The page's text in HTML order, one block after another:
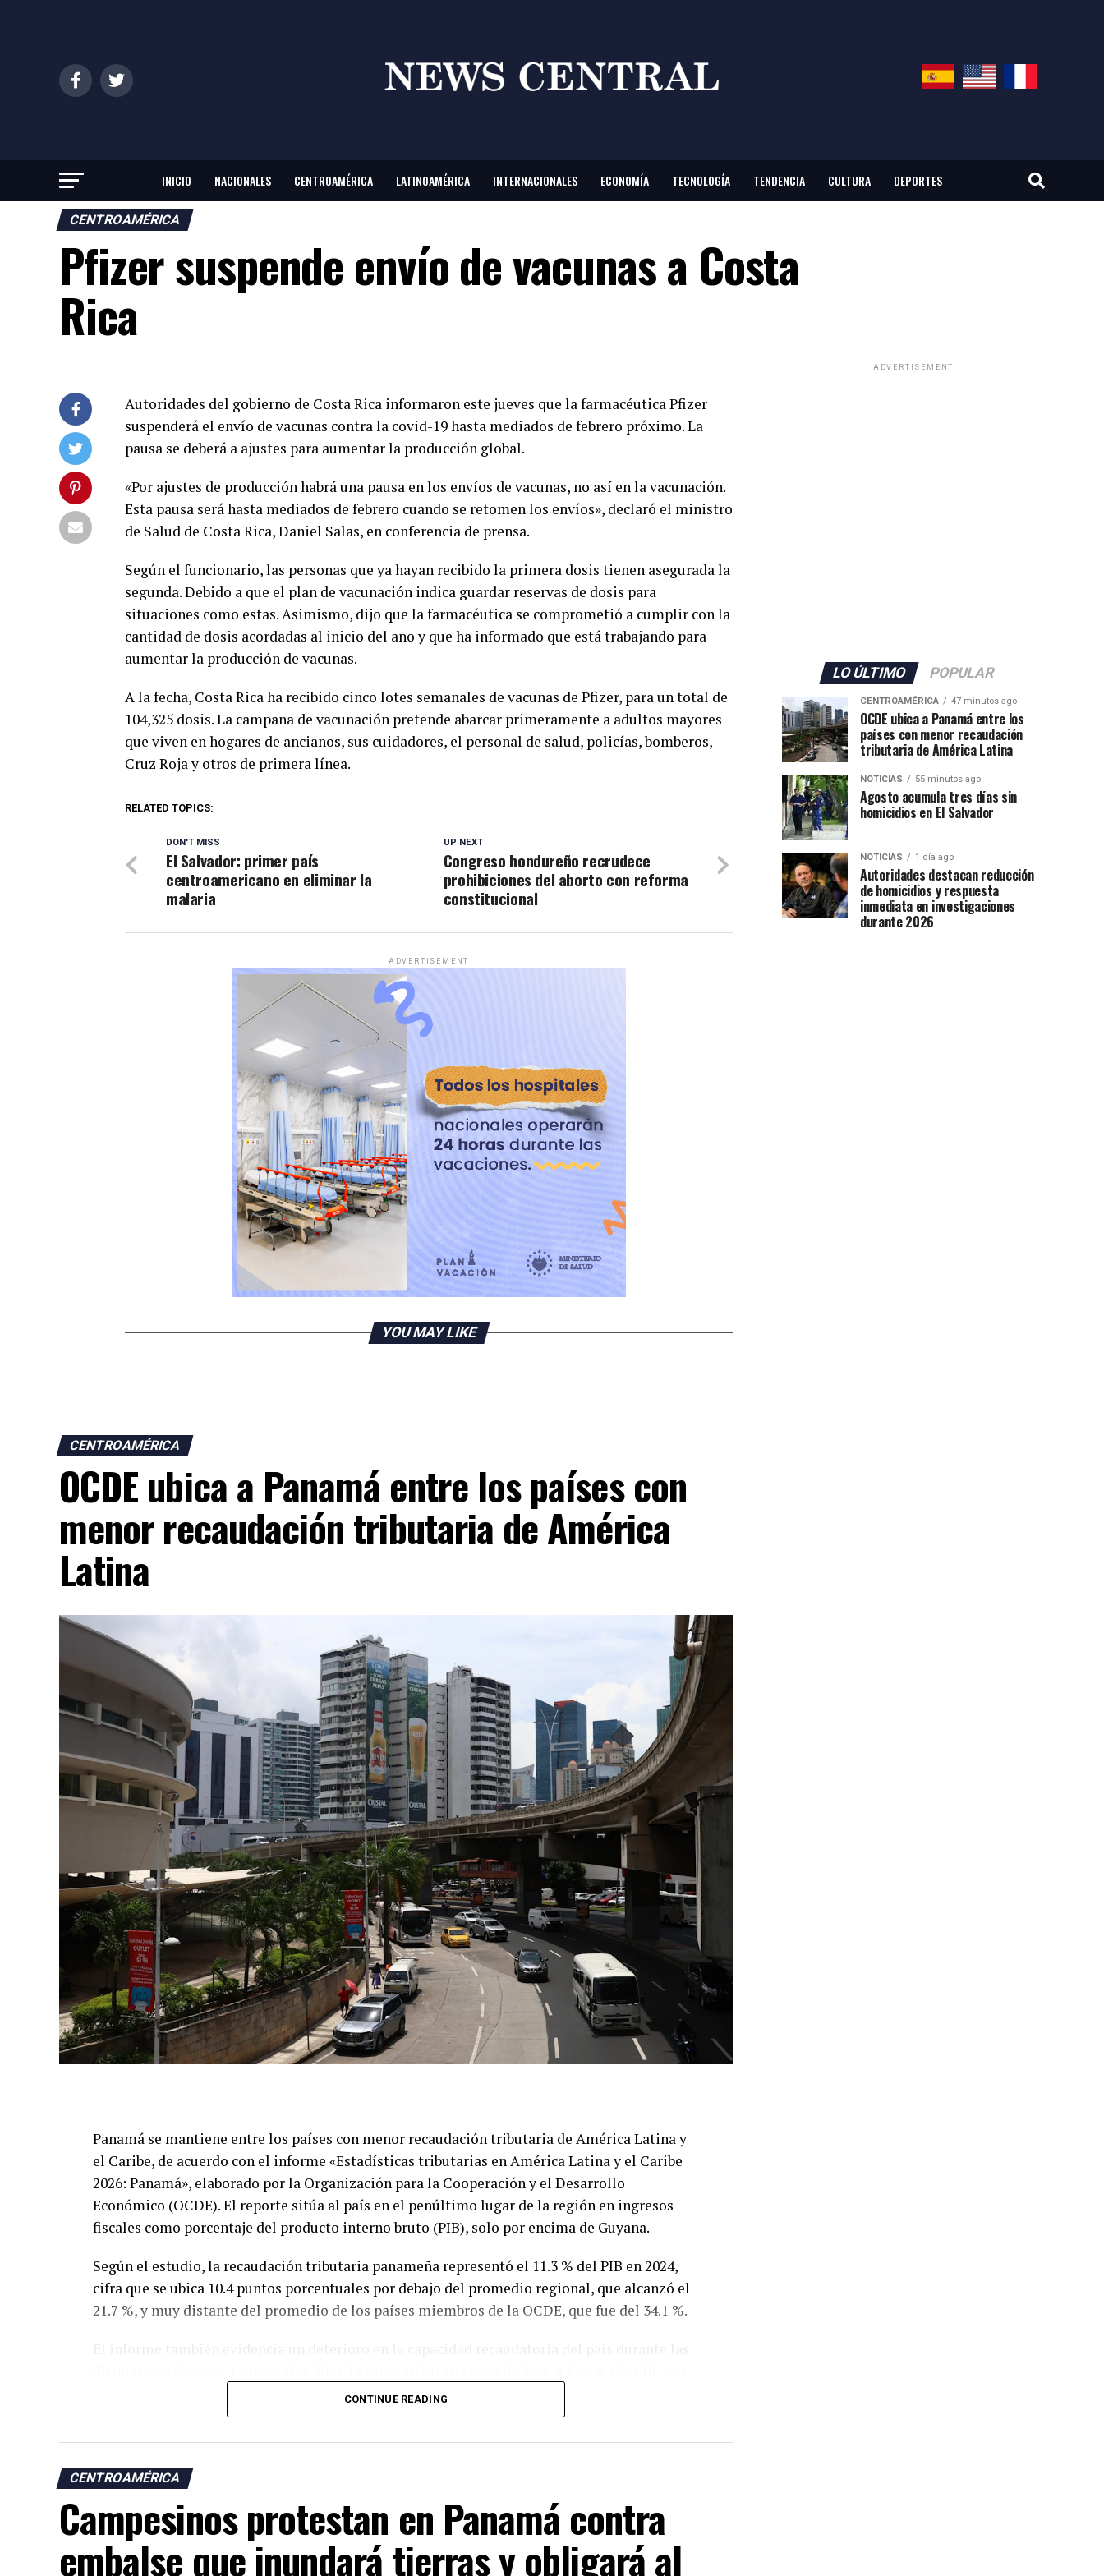
INICIO NACIONALES CENTROAMÉRICA LATINOAMÉRICA INTERNACIONALES ECONOMÍA TECNOLOGÍA TENDENCIA CULTURA DEPORTES
CENTROAMÉRICA
Pfizer suspende envío de vacunas a Costa
Rica
Autoridades del gobierno de Costa Rica informaron este jueves que la farmacéutica Pfizer
suspenderá el envío de vacunas contra la covid-19 hasta mediados de febrero próximo. La
pausa se deberá a ajustes para aumentar la producción global.
«Por ajustes de producción habrá una pausa en los envíos de vacunas, no así en la vacunación.
Esta pausa será hasta mediados de febrero cuando se retomen los envíos», declaró el ministro
de Salud de Costa Rica, Daniel Salas, en conferencia de prensa.
Según el funcionario, las personas que ya hayan recibido la primera dosis tienen asegurada la
segunda. Debido a que el plan de vacunación indica guardar reservas de dosis para
situaciones como estas. Asimismo, dijo que la farmacéutica se comprometió a cumplir con la
cantidad de dosis acordadas al inicio del año y que ha informado que está trabajando para
aumentar la producción de vacunas.
A la fecha, Costa Rica ha recibido cinco lotes semanales de vacunas de Pfizer, para un total de
104,325 dosis. La campaña de vacunación pretende abarcar primeramente a adultos mayores
que viven en hogares de ancianos, sus cuidadores, el personal de salud, policías, bomberos,
Cruz Roja y otros de primera línea.
RELATED TOPICS:
UP NEXT
Congreso hondureño recrudece
prohibiciones del aborto con reforma
constitucional
DON'T MISS
El Salvador: primer país
centroamericano en eliminar la
malaria
ADVERTISEMENT
YOU MAY LIKE
CENTROAMÉRICA
OCDE ubica a Panamá entre los países con
menor recaudación tributaria de América
Latina
Panamá se mantiene entre los países con menor recaudación tributaria de América Latina y
el Caribe, de acuerdo con el informe «Estadísticas tributarias en América Latina y el Caribe
2026: Panamá», elaborado por la Organización para la Cooperación y el Desarrollo
Económico (OCDE). El reporte sitúa al país en el penúltimo lugar de la región en ingresos
fiscales como porcentaje del producto interno bruto (PIB), solo por encima de Guyana.
Según el estudio, la recaudación tributaria panameña representó el 11.3 % del PIB en 2024,
cifra que se ubica 10.4 puntos porcentuales por debajo del promedio regional, que alcanzó el
21.7 %, y muy distante del promedio de los países miembros de la OCDE, que fue del 34.1 %.
reducción de 3.7 puntos porcentuales, mientras que el promedio de América Latina y el
Caribe aumentó de 16.8 % a 21.7 % en el mismo período.
% del PIB, en contraste con el incremento de 0.2 puntos porcentuales registrado por el
Los datos coinciden con las estadísticas del Ministerio de Economía y Finanzas (MEF), que
muestran una tendencia descendente en los ingresos del Gobierno Central. La relación entre
CONTINUE READING
CENTROAMÉRICA
Campesinos protestan en Panamá contra
embalse que inundará tierras y obligará al
ADVERTISEMENT
LO ÚLTIMO POPULAR
CENTROAMÉRICA 47 minutos ago
OCDE ubica a Panamá entre los
países con menor recaudación
tributaria de América Latina
NOTICIAS 55 minutos ago
Agosto acumula tres días sin
homicidios en El Salvador
NOTICIAS 1 día ago
Autoridades destacan reducción
de homicidios y respuesta
inmediata en investigaciones
durante 2026